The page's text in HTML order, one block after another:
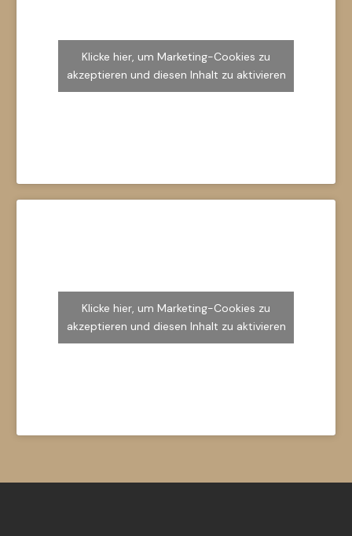
Klicke hier, um Marketing-Cookies zu
akzeptieren und diesen Inhalt zu aktivieren
Klicke hier, um Marketing-Cookies zu
akzeptieren und diesen Inhalt zu aktivieren